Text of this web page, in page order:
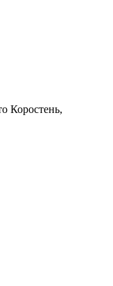
Коростень,